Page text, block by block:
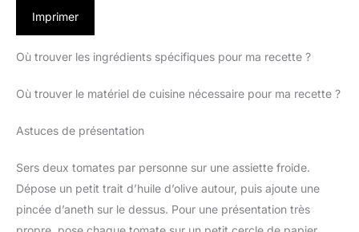
Imprimer
Où trouver les ingrédients spécifiques pour ma recette ?
Où trouver le matériel de cuisine nécessaire pour ma recette ?
Astuces de présentation
Sers deux tomates par personne sur une assiette froide.
Dépose un petit trait d’huile d’olive autour, puis ajoute une
pincée d’aneth sur le dessus. Pour une présentation très